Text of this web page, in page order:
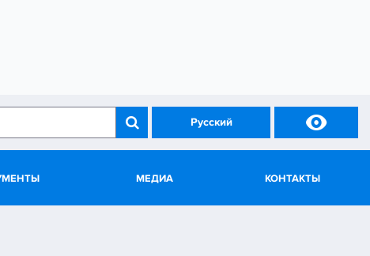
Русский 
МЕДИА КОНТАКТЫ